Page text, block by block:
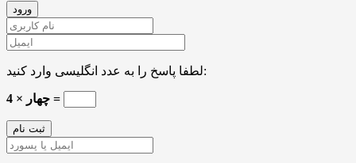
لطفا پاسخ را به عدد انگلیسی وارد کنید:
چهار × 4 =